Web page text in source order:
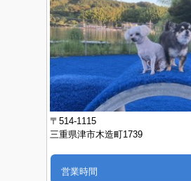
〒514-1115
三重県津市木造町1739
営業時間